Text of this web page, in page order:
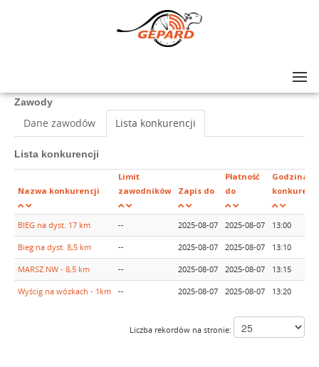
Zawody
Dane zawodów Lista konkurencji
Lista konkurencji
Nazwa konkurencji
Limit
zawodników
Zapis do
Płatność
do
Godzina
BIEG na dyst. 17 km -- 2025-08-07 2025-08-07 13:00
Bieg na dyst. 8,5 km -- 2025-08-07 2025-08-07 13:10
MARSZ NW - 8,5 km -- 2025-08-07 2025-08-07 13:15
Wyścig na wózkach - 1km -- 2025-08-07 2025-08-07 13:20
Liczba rekordów na stronie: